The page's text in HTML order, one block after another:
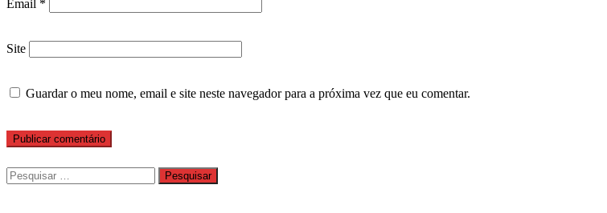
Email *
Site
Guardar o meu nome, email e site neste navegador para a próxima vez que eu comentar.
Pesquisar
por: